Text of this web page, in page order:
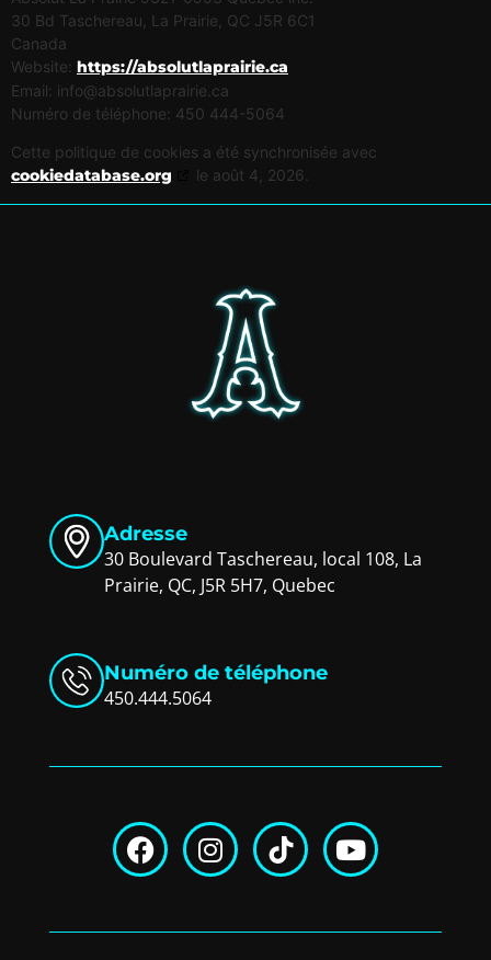
30 Bd Taschereau, La Prairie, QC J5R 6C1
Canada
Website: https://absolutlaprairie.ca
Email: ac.eiriarpaltulosba@ofni
Numéro de téléphone: 450 444-5064
Cette politique de cookies a été synchronisée avec
cookiedatabase.org le août 4, 2026.
Adresse
30 Boulevard Taschereau, local 108, La
Prairie, QC, J5R 5H7, Quebec
Numéro de téléphone
450.444.5064